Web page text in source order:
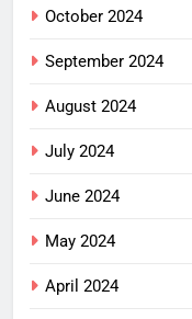
October 2024
September 2024
August 2024
July 2024
June 2024
May 2024
April 2024